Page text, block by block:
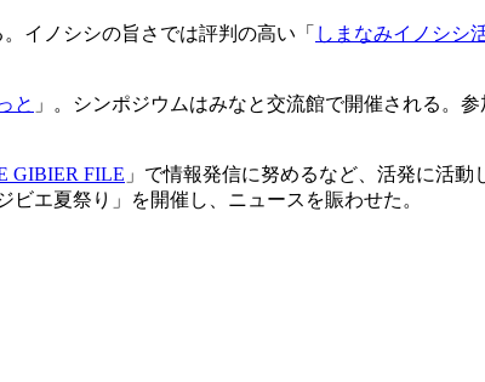
イノシシの旨さでは評判の高い「 しまなみイノシシ
と 」。シンポジウムはみなと交流館で開催される。
GIBIER FILE 」で情報発信に努めるなど、活発に活
エ夏祭り」を開催し、ニュースを賑わせた。